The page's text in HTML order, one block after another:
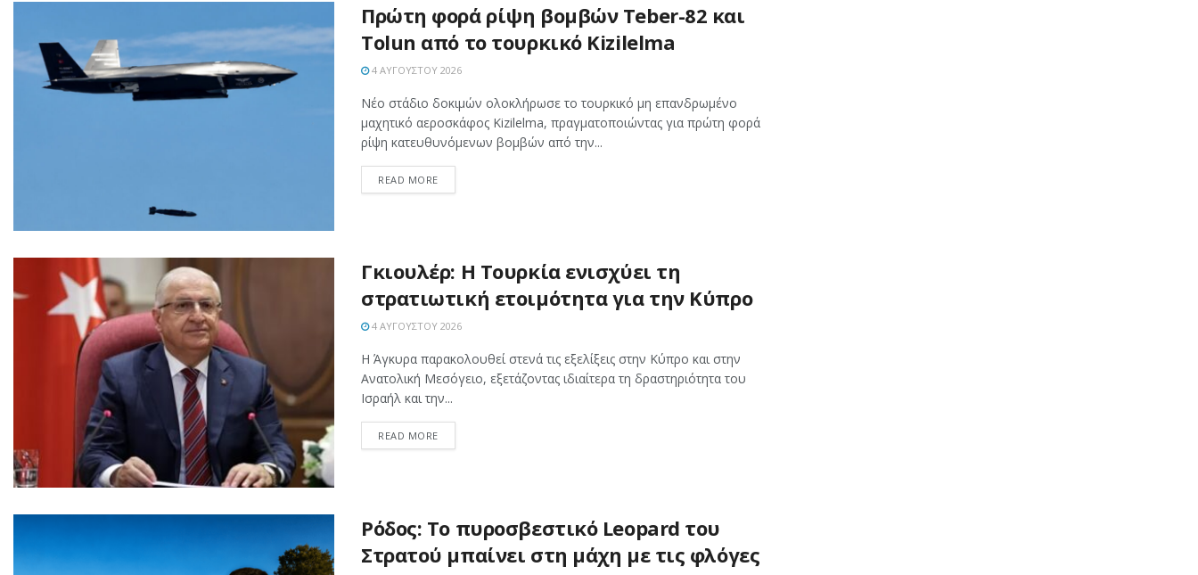
Πρώτη φορά ρίψη βομβών Teber-82 και
Tolun από το τουρκικό Kizilelma
4 ΑΥΓΟΎΣΤΟΥ 2026
Νέο στάδιο δοκιμών ολοκλήρωσε το τουρκικό μη επανδρωμένο
μαχητικό αεροσκάφος Kizilelma, πραγματοποιώντας για πρώτη φορά
ρίψη κατευθυνόμενων βομβών από την...
READ MORE
Γκιουλέρ: Η Τουρκία ενισχύει τη
στρατιωτική ετοιμότητα για την Κύπρο
4 ΑΥΓΟΎΣΤΟΥ 2026
Η Άγκυρα παρακολουθεί στενά τις εξελίξεις στην Κύπρο και στην
Ανατολική Μεσόγειο, εξετάζοντας ιδιαίτερα τη δραστηριότητα του
Ισραήλ και την...
READ MORE
Ρόδος: Το πυροσβεστικό Leopard του
Στρατού μπαίνει στη μάχη με τις φλόγες